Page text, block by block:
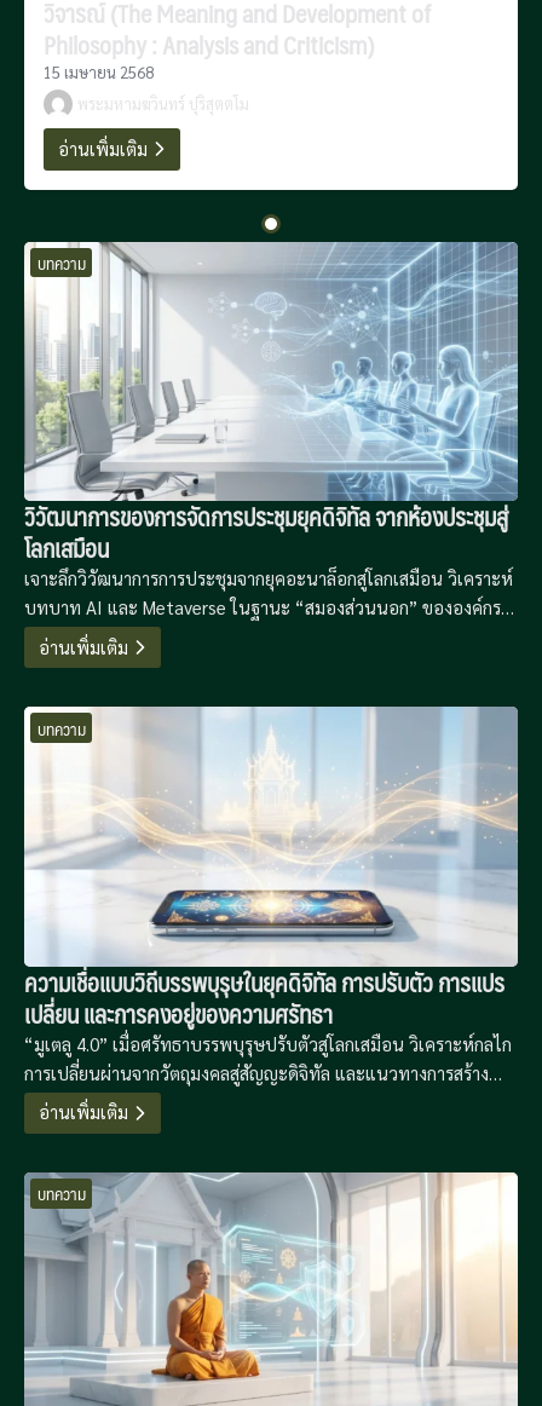
วิจารณ์ (The Meaning and Development of
Philosophy : Analysis and Criticism)
15 เมษายน 2568
พระมหามฆวินทร์ ปุริสุตฺตโม
อ่านเพิ่มเติม
บทความ
วิวัฒนาการของการจัดการประชุมยุคดิจิทัล จากห้องประชุมสู่
โลกเสมือน
เจาะลึกวิวัฒนาการการประชุมจากยุคอะนาล็อกสู่โลกเสมือน วิเคราะห์
บทบาท AI และ Metaverse ในฐานะ “สมองส่วนนอก” ขององค์กร
พร้อมข้อเสนอแนะเชิงกลยุทธ์เพื่อก้าวข้ามความเหนื่อยล้าทางดิจิทัล
และสร้างประสิทธิภาพการทำงานที่ไร้พรมแดน
อ่านเพิ่มเติม
บทความ
ความเชื่อแบบวิถีบรรพบุรุษในยุคดิจิทัล การปรับตัว การแปร
เปลี่ยน และการคงอยู่ของความศรัทธา
“มูเตลู 4.0” เมื่อศรัทธาบรรพบุรุษปรับตัวสู่โลกเสมือน วิเคราะห์กลไก
การเปลี่ยนผ่านจากวัตถุมงคลสู่สัญญะดิจิทัล และแนวทางการสร้าง
ภูมิปัญญาดิจิทัลเพื่อรักษาความมั่นคงทางจิตใจในยุคที่เทคโนโลยีขับ
เคลื่อนความเชื่อ
อ่านเพิ่มเติม
บทความ